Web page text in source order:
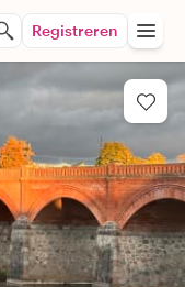
Registreren